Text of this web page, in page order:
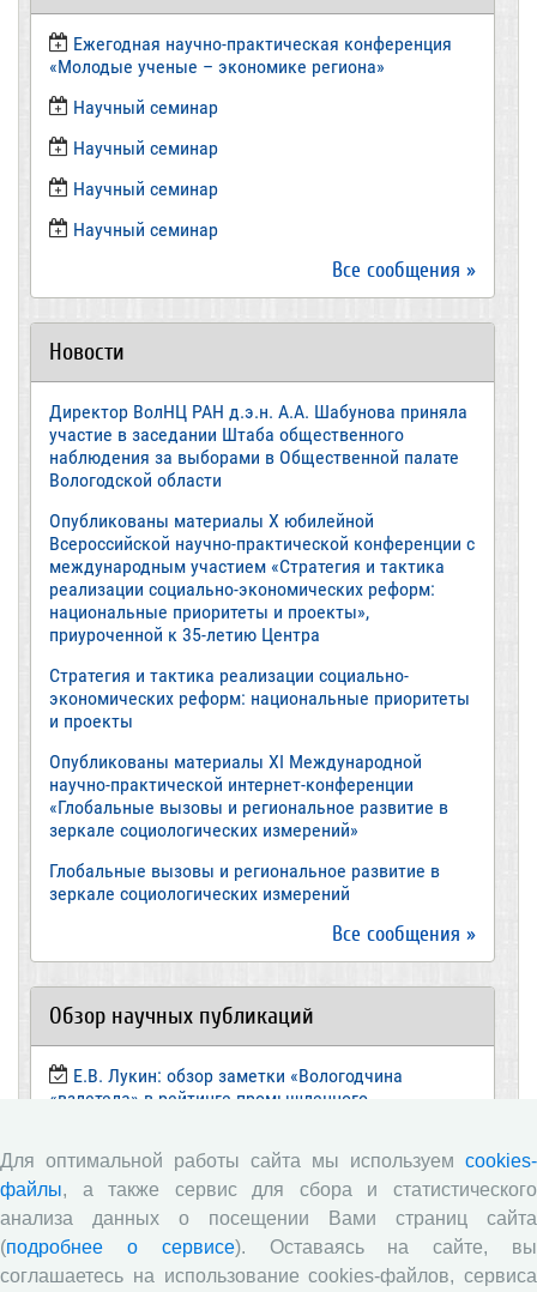
Ежегодная научно-практическая конференция
«Молодые ученые – экономике региона»
​Научный семинар
​Научный семинар
Научный семинар
​Научный семинар
Все сообщения »
Новости
Директор ВолНЦ РАН д.э.н. А.А. Шабунова приняла
участие в заседании Штаба общественного
наблюдения за выборами в Общественной палате
Вологодской области
Опубликованы материалы X юбилейной
Всероссийской научно-практической конференции с
международным участием «Стратегия и тактика
реализации социально-экономических реформ:
национальные приоритеты и проекты»,
приуроченной к 35-летию Центра
Стратегия и тактика реализации социально-
экономических реформ: национальные приоритеты
и проекты
Опубликованы материалы XI Международной
научно-практической интернет-конференции
«Глобальные вызовы и региональное развитие в
зеркале социологических измерений»
Глобальные вызовы и региональное развитие в
зеркале социологических измерений
Все сообщения »
Обзор научных публикаций
Е.В. Лукин: обзор заметки «Вологодчина
«взлетела» в рейтинге промышленного
Экспертное мнение А.И. Поваровой: обзор
статьи «Регионам хватит денег», газета «Известия»,
№88, 2018 г.
В.Н. Барсуков: обзор статьи «Повышение
Для оптимальной работы сайта мы используем cookies-
файлы, а также сервис для сбора и статистического
анализа данных о посещении Вами страниц сайта
(подробнее о сервисе). Оставаясь на сайте, вы
соглашаетесь на использование cookies-файлов, сервиса